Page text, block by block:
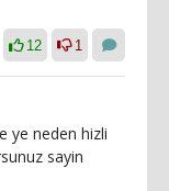
12 1
ye neden hizli
sayin